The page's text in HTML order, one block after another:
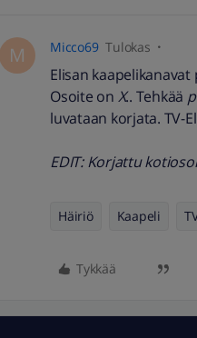
M Micco69 Tulokas
Elisan kaapelikanavat
Osoite on X.. Tehkää
luvataan korjata. TV-
EDIT: Korjattu
Häiriö Kaapeli
Tykkää